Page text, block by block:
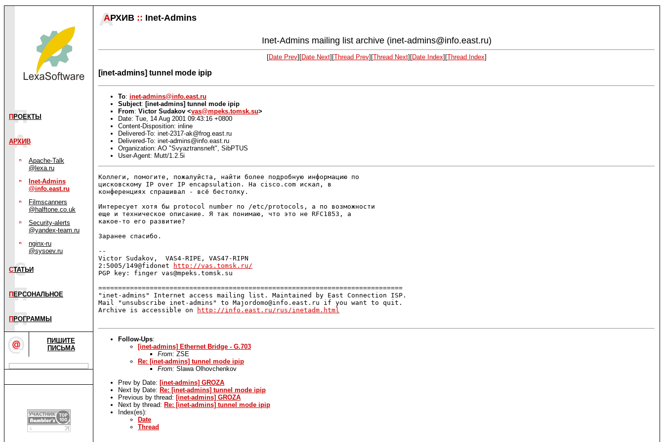
П РОЕКТЫ
АРХИВ
Apache-Talk
@lexa.ru
Inet-Admins
@info.east.ru
Filmscanners
@halftone.co.uk
Security-alerts
@yandex-team.ru
nginx-ru
@sysoev.ru
СТАТЬИ
П ЕРСОНАЛЬНОЕ
П РОГРАММЫ
ПИШИТЕ
ПИСЬМА
АРХИВ :: Inet-Admins
Inet-Admins mailing list archive (inet-admins@info.east.ru)
[Date Prev][Date Next][Thread Prev][Thread Next][Date Index][Thread Index]
[inet-admins] tunnel mode ipip
To: inet-admins@info.east.ru
Subject: [inet-admins] tunnel mode ipip
From: Victor Sudakov <vas@mpeks.tomsk.su>
Date: Tue, 14 Aug 2001 09:43:16 +0800
Content-Disposition: inline
Delivered-To: inet-2317-ak@frog.east.ru
Delivered-To: inet-admins@info.east.ru
Organization: AO "Svyaztransneft", SibPTUS
User-Agent: Mutt/1.2.5i
Коллеги, помогите, пожалуйста, найти более подробную информацию по
цисковскому IP over IP encapsulation. На cisco.com искал, в
конференциях спрашивал - всё бестолку.
Интересует хотя бы protocol number по /etc/protocols, а по возможности
еще и техническое описание. Я так понимаю, что это не RFC1853, а
какое-то его развитие?
Заранее спасибо.
--
Victor Sudakov,  VAS4-RIPE, VAS47-RIPN
2:5005/149@fidonet
http://vas.tomsk.ru/
PGP key: finger vas@mpeks.tomsk.su
=============================================================================
"inet-admins" Internet access mailing list. Maintained by East Connection ISP.
Mail "unsubscribe inet-admins" to Majordomo@info.east.ru if you want to quit.
Archive is accessible on
http://info.east.ru/rus/inetadm.html
Follow-Ups:
[inet-admins] Ethernet Bridge - G.703
From: ZSE
Re: [inet-admins] tunnel mode ipip
From: Slawa Olhovchenkov
Prev by Date: [inet-admins] GROZA
Next by Date: Re: [inet-admins] tunnel mode ipip
Previous by thread: [inet-admins] GROZA
Next by thread: Re: [inet-admins] tunnel mode ipip
Index(es):
Date
Thread